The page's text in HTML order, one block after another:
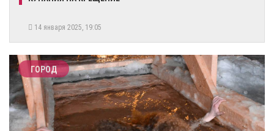
14 января 2025, 19:05
ГОРОД